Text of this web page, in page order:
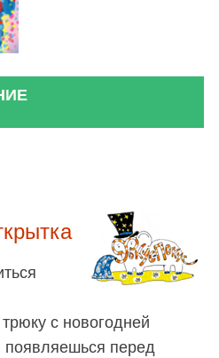
с новогодней
перед